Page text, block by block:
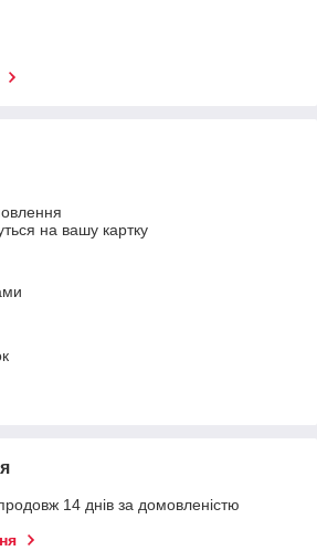
на вашу картку
14 днів за домовленістю